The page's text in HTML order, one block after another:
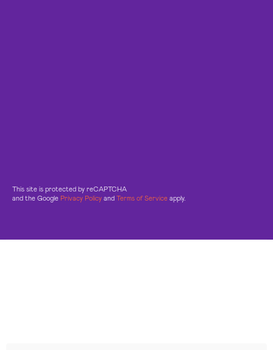
This site is protected by reCAPTCHA
and the Google Privacy Policy and Terms of Service apply.